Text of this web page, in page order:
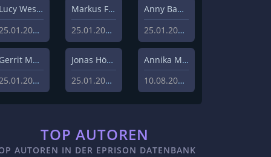
Lucy Westphal
25.01.2024
Markus Fiedler
25.01.2024
Anny Bader
25.01.2024
Gerrit Menk
25.01.2024
Jonas Höger
25.01.2024
Annika Menzel
10.08.2023
TOP AUTOREN
AUTOREN IN DER EPRISON DATENBANK